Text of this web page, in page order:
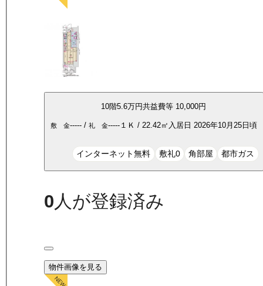
10階5.6万円共益費等 10,000円
敷 金-----/ 礼 金-----１Ｋ / 22.42㎡ 入居日 2026年10月25日頃
インターネット無料 敷礼0 角部屋 都市ガス
0人が登録済み
物件画像を見る